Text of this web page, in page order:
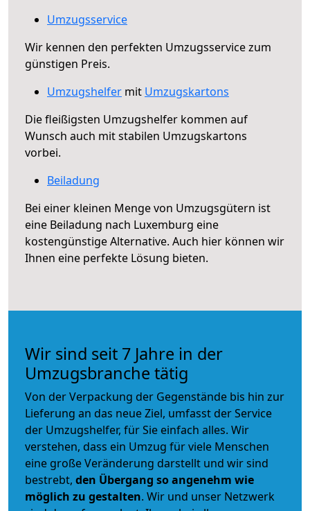
Umzugsservice
Wir kennen den perfekten Umzugsservice zum
günstigen Preis.
Umzugshelfer mit Umzugskartons
Die fleißigsten Umzugshelfer kommen auf
Wunsch auch mit stabilen Umzugskartons
vorbei.
Beiladung
Bei einer kleinen Menge von Umzugsgütern ist
eine Beiladung nach Luxemburg eine
kostengünstige Alternative. Auch hier können wir
Ihnen eine perfekte Lösung bieten.
Wir sind seit 7 Jahre in der
Umzugsbranche tätig
Von der Verpackung der Gegenstände bis hin zur
Lieferung an das neue Ziel, umfasst der Service
der Umzugshelfer, für Sie einfach alles. Wir
verstehen, dass ein Umzug für viele Menschen
eine große Veränderung darstellt und wir sind
bestrebt, den Übergang so angenehm wie
möglich zu gestalten. Wir und unser Netzwerk